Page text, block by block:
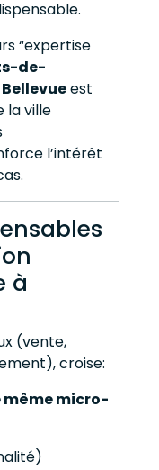
“expertise
de-
Bellevueest
la ville
l’intérêt
à
(vente,
croise:
même micro-